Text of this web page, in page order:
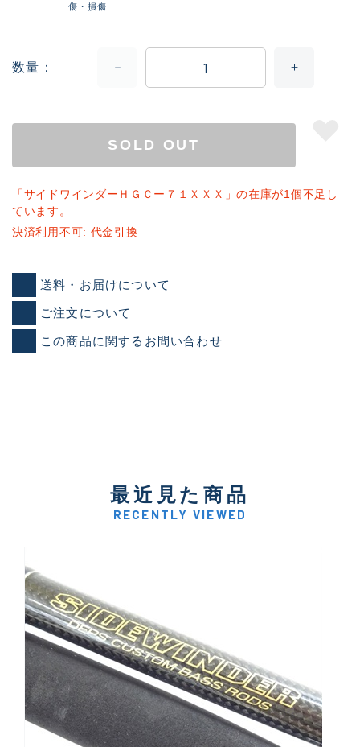
傷・損傷
数量
SOLD OUT
「サイドワインダーＨＧＣー７１ＸＸＸ」の在庫が1個不足し
ています。
決済利用不可: 代金引換
送料・お届けについて
ご注文について
この商品に関するお問い合わせ
最近見た商品
RECENTLY VIEWED